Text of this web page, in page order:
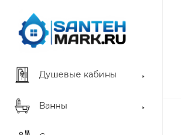
Душевые кабины
Ванны